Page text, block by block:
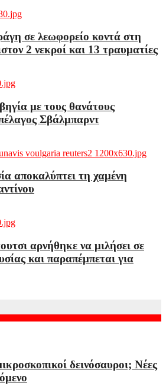
σε λεωφορείο κοντά στη
2 νεκροί και 13 τραυματίες
με τους θανάτους
Σβάλμπαρντ
αποκαλύπτει τη χαμένη
αρνήθηκε να μιλήσει σε
και παραπέμπεται για
δεινόσαυροι; Νέες